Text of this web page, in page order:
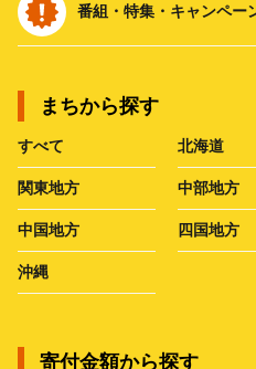
番組・特集・キャンペー
まちから探す
すべて 北海道
関東地方 中部地方
中国地方 四国地方
沖縄
寄付金額から探す